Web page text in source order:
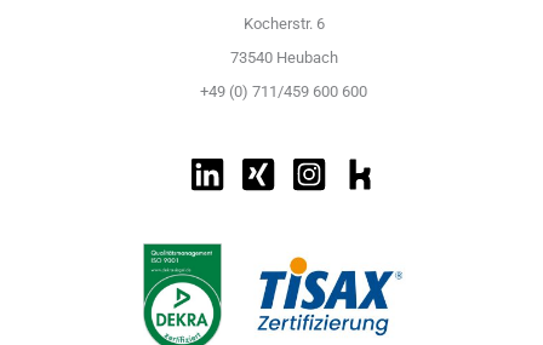
Kocherstr. 6
73540 Heubach
+49 (0) 711/459 600 600